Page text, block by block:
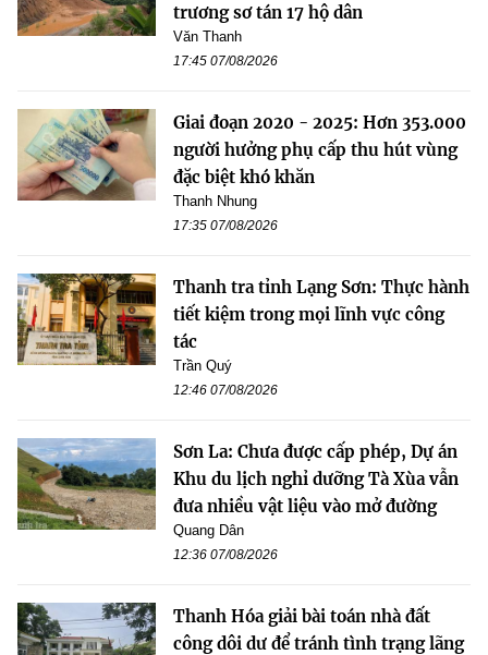
trương sơ tán 17 hộ dân
Văn Thanh
17:45 07/08/2026
Giai đoạn 2020 - 2025: Hơn 353.000
người hưởng phụ cấp thu hút vùng
đặc biệt khó khăn
Thanh Nhung
17:35 07/08/2026
Thanh tra tỉnh Lạng Sơn: Thực hành
tiết kiệm trong mọi lĩnh vực công
tác
Trần Quý
12:46 07/08/2026
Sơn La: Chưa được cấp phép, Dự án
Khu du lịch nghỉ dưỡng Tà Xùa vẫn
đưa nhiều vật liệu vào mở đường
Quang Dân
12:36 07/08/2026
Thanh Hóa giải bài toán nhà đất
công dôi dư để tránh tình trạng lãng